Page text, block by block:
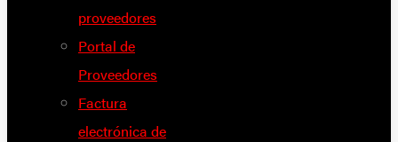
proveedores
Portal de
Proveedores
Factura
electrónica de